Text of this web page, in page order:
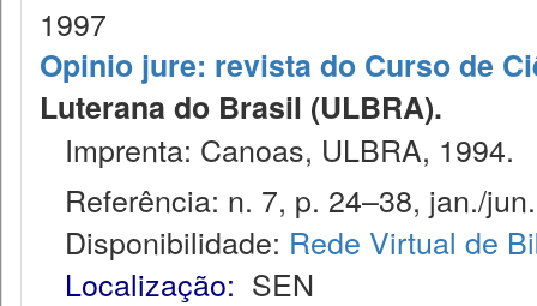
1997
Opinio jure: revista do Curso de
Luterana do Brasil (ULBRA).
Imprenta: Canoas, ULBRA, 1994.
Referência: n. 7, p. 24–38, jan./
Disponibilidade: Rede Virtual de
Localização: SEN